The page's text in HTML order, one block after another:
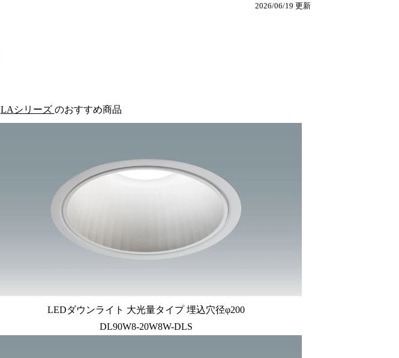
2026/06/19 更新
LAシリーズ のおすすめ商品
LEDダウンライト 大光量タイプ 埋込穴径φ200
DL90W8-20W8W-DLS